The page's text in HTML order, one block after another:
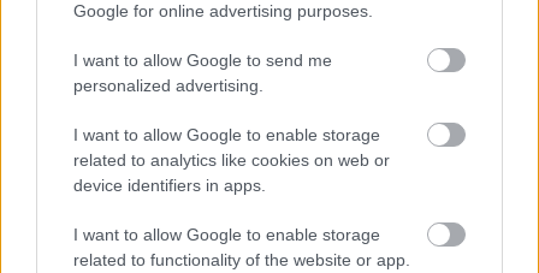
Google for online advertising purposes.
I want to allow Google to send me
personalized advertising.
I want to allow Google to enable storage
related to analytics like cookies on web or
device identifiers in apps.
I want to allow Google to enable storage
related to functionality of the website or app.
Az undergroundban viszont legalább kétfelé trend
élt. Az egyik oldalon a direkt „sehogy sem nézünk ki”
megjelenést preferálták, és talán ők voltak
elnézést és nem kérdeztek, úgy néztek ki a
színpadon, mint a való életben. A Trottel vagy a
szegediCPgtagjainak is a biztosítótűvel dekorált,
taréjfrizura alap volt. A ruházat itt is házilag készült.